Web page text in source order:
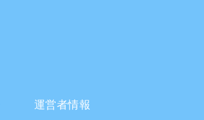
運営者情報